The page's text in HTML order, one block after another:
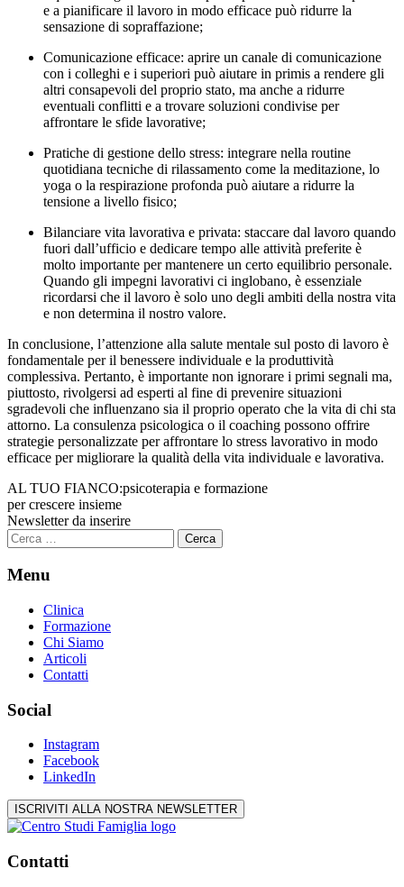
e a pianificare il lavoro in modo efficace può ridurre la
sensazione di sopraffazione;
Comunicazione efficace: aprire un canale di comunicazione
con i colleghi e i superiori può aiutare in primis a rendere gli
altri consapevoli del proprio stato, ma anche a ridurre
eventuali conflitti e a trovare soluzioni condivise per
affrontare le sfide lavorative;
Pratiche di gestione dello stress: integrare nella routine
quotidiana tecniche di rilassamento come la meditazione, lo
yoga o la respirazione profonda può aiutare a ridurre la
tensione a livello fisico;
Bilanciare vita lavorativa e privata: staccare dal lavoro quando
fuori dall’ufficio e dedicare tempo alle attività preferite è
molto importante per mantenere un certo equilibrio personale.
Quando gli impegni lavorativi ci inglobano, è essenziale
ricordarsi che il lavoro è solo uno degli ambiti della nostra vita
e non determina il nostro valore.
In conclusione, l’attenzione alla salute mentale sul posto di lavoro è
fondamentale per il benessere individuale e la produttività
complessiva. Pertanto, è importante non ignorare i primi segnali ma,
piuttosto, rivolgersi ad esperti al fine di prevenire situazioni
sgradevoli che influenzano sia il proprio operato che la vita di chi sta
attorno. La consulenza psicologica o il coaching possono offrire
strategie personalizzate per affrontare lo stress lavorativo in modo
efficace per migliorare la qualità della vita individuale e lavorativa.
AL TUO FIANCO:psicoterapia e formazione
per crescere insieme
Newsletter da inserire
Ricerca
per:
Menu
Clinica
Formazione
Chi Siamo
Articoli
Contatti
Social
Instagram
Facebook
LinkedIn
ISCRIVITI ALLA NOSTRA NEWSLETTER
Contatti